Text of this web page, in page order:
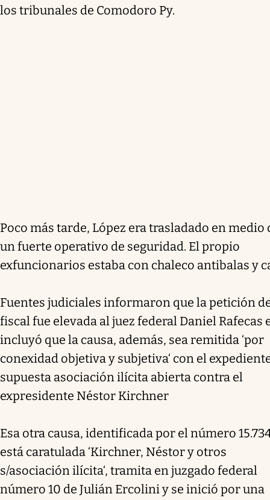
los tribunales de Comodoro Py.
Poco más tarde, López era trasladado en medio
un fuerte operativo de seguridad. El propio
exfuncionarios estaba con chaleco antibalas y
Fuentes judiciales informaron que la petición
fiscal fue elevada al juez federal Daniel Rafecas
incluyó que la causa, además, sea remitida ‘por
conexidad objetiva y subjetiva‘ con el
supuesta asociación ilícita abierta contra el
expresidente Néstor Kirchner
Esa otra causa, identificada por el número
está caratulada ‘Kirchner, Néstor y otros
s/asociación ilícita‘, tramita en juzgado federal
número 10 de Julián Ercolini y se inició por una